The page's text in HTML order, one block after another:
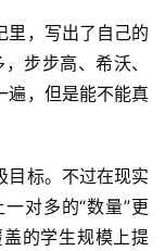
里，写出了自己的
步步高、希沃、
遍，但是能不能真
目标。不过在现实
对多的“数量”更
的学生规模上提